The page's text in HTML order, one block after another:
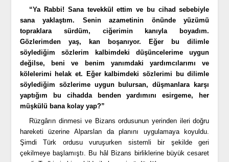
“Ya Rabbi! Sana tevekkül ettim ve bu cihad sebebiyle
sana yaklaştım. Senin azametinin önünde yüzümü
topraklara sürdüm, ciğerimin kanıyla boyadım.
Gözlerimden yaş, kan boşanıyor. Eğer bu dilimle
söylediğim sözlerim kalbimdeki düşüncelerime uygun
değilse, beni ve benim yanımdaki yardımcılarımı ve
kölelerimi helak et. Eğer kalbimdeki sözlerimi bu dilimle
söylediğim sözlerime uygun bulursan, düşmanlara karşı
yaptığım bu cihadda benden yardımını esirgeme, her
müşkülü bana kolay yap?”
Rüzgârın dinmesi ve Bizans ordusunun yerinden ileri doğru
hareketi üzerine Alparslan da planını uygulamaya koyuldu.
Şimdi Türk ordusu vuruşurken sistemli bir şekilde geri
çekilmeye başlamıştı. Bu hâl Bizans birliklerine büyük cesaret